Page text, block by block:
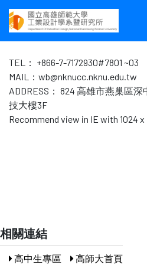
TEL： +866-7-7172930#7801 ~03
MAIL：wb@nknucc.nknu.edu.tw
ADDRESS： 824 高雄市燕巢區
技大樓3F
Recommend view in IE with 1024 x
相關連結
高中生專區 高師大首頁